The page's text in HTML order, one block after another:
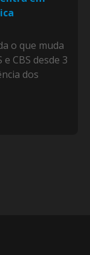
o que muda
CBS desde 3
dos